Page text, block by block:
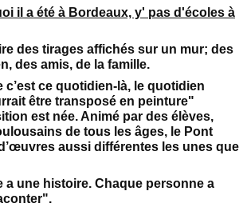
il a été à Bordeaux, y' pas d'écoles à
des tirages affichés sur un mur; des
des amis, de la famille.
c’est ce quotidien-là, le quotidien
être transposé en peinture"
est née. Animé par des élèves,
de tous les âges, le Pont
aussi différentes les unes que
a une histoire. Chaque personne a